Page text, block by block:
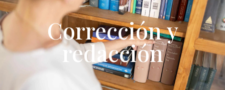
Corrección y
redacción